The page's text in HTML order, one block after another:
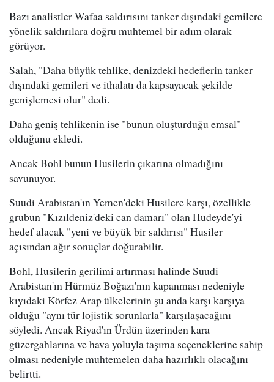
Bazı analistler Wafaa saldırısını tanker dışındaki gemilere
yönelik saldırılara doğru muhtemel bir adım olarak
görüyor.
Salah, "Daha büyük tehlike, denizdeki hedeflerin tanker
dışındaki gemileri ve ithalatı da kapsayacak şekilde
genişlemesi olur" dedi.
Daha geniş tehlikenin ise "bunun oluşturduğu emsal"
olduğunu ekledi.
Ancak Bohl bunun Husilerin çıkarına olmadığını
savunuyor.
Suudi Arabistan'ın Yemen'deki Husilere karşı, özellikle
grubun "Kızıldeniz'deki can damarı" olan Hudeyde'yi
hedef alacak "yeni ve büyük bir saldırısı" Husiler
açısından ağır sonuçlar doğurabilir.
Bohl, Husilerin gerilimi artırması halinde Suudi
Arabistan'ın Hürmüz Boğazı'nın kapanması nedeniyle
kıyıdaki Körfez Arap ülkelerinin şu anda karşı karşıya
olduğu "aynı tür lojistik sorunlarla" karşılaşacağını
söyledi. Ancak Riyad'ın Ürdün üzerinden kara
güzergahlarına ve hava yoluyla taşıma seçeneklerine sahip
olması nedeniyle muhtemelen daha hazırlıklı olacağını
belirtti.